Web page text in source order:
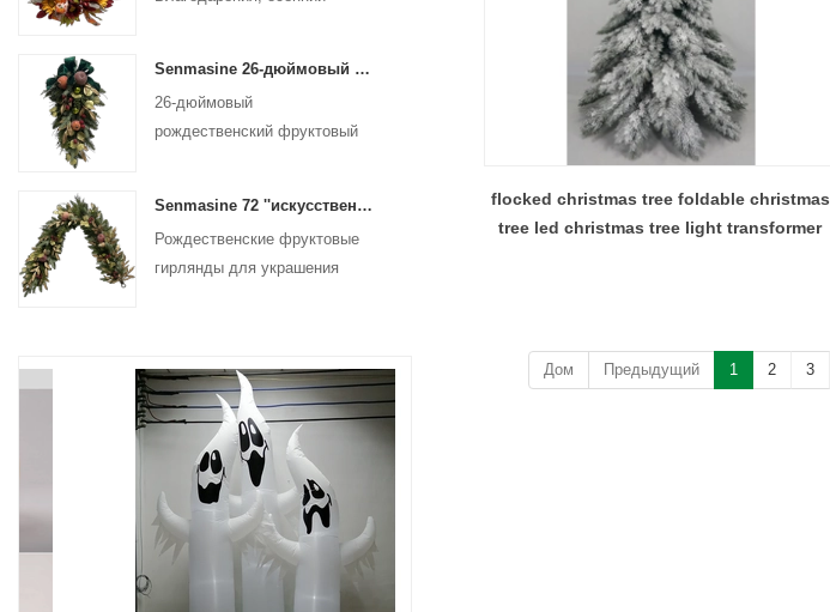
Senmasine 26-дюймовый рождественский подарок с фруктами и ленточными бантами, искусственные ветки из ПВХ, листья
26-дюймовый
рождественский фруктовый
Senmasine 72 ''искусственная рождественская фруктовая гирлянда для лестницы, подвесное украшение для камина
Рождественские фруктовые
гирлянды для украшения
flocked christmas tree foldable christmas
tree led christmas tree light transformer
Дом Предыдущий 1 2 3